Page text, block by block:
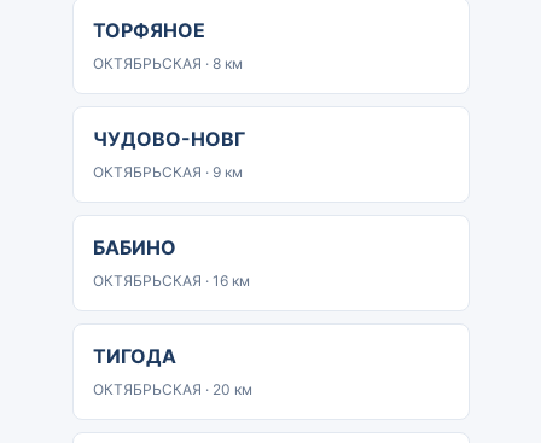
ТОРФЯНОЕ
ОКТЯБРЬСКАЯ · 8 км
ЧУДОВО-НОВГ
ОКТЯБРЬСКАЯ · 9 км
БАБИНО
ОКТЯБРЬСКАЯ · 16 км
ТИГОДА
ОКТЯБРЬСКАЯ · 20 км